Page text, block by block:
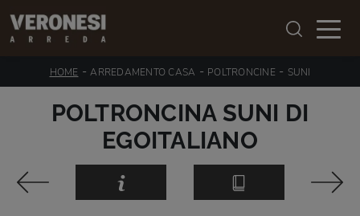
HOME -ARREDAMENTO CASA - POLTRONCINE - SUNI
POLTRONCINA SUNI DI
EGOITALIANO